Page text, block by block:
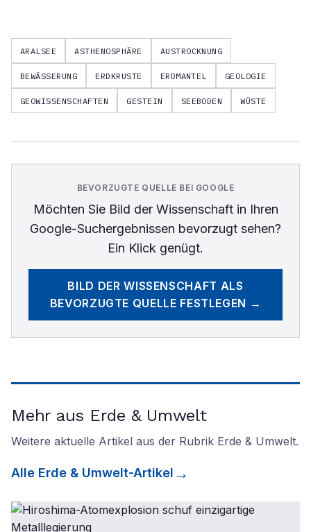
ARALSEE ASTHENOSPHÄRE AUSTROCKNUNG
BEWÄSSERUNG ERDKRUSTE ERDMANTEL GEOLOGIE
GEOWISSENSCHAFTEN GESTEIN SEEBODEN WÜSTE
BEVORZUGTE QUELLE BEI GOOGLE
Möchten Sie Bild der Wissenschaftin Ihren
Google-Suchergebnissen bevorzugt sehen?
Ein Klick genügt.
BILD DER WISSENSCHAFT ALS
BEVORZUGTE QUELLE FESTLEGEN →
Mehr aus Erde & Umwelt
Weitere aktuelle Artikel aus der Rubrik Erde & Umwelt.
Alle Erde & Umwelt-Artikel